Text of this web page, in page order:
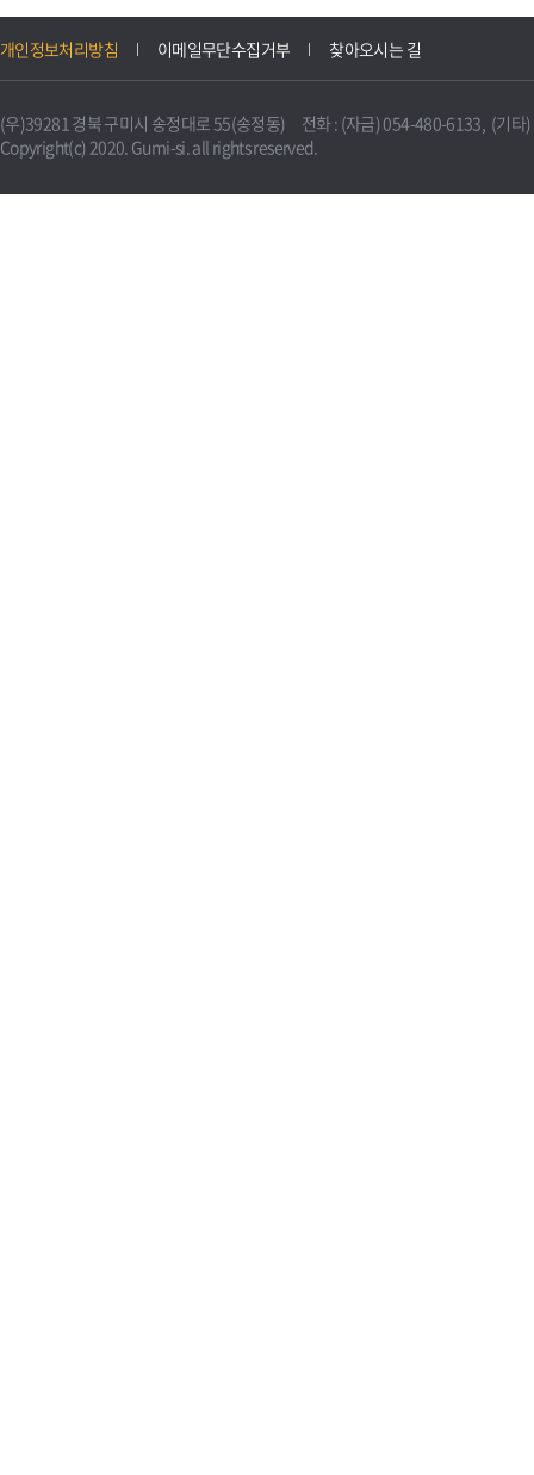
개인정보처리방침 이메일무단수집거부 찾아오시는 길
(우)39281 경북 구미시 송정대로 55(송정동) 전화 : (자금) 054-480-6133, (기타
Copyright(c) 2020. Gumi-si. all rights reserved.